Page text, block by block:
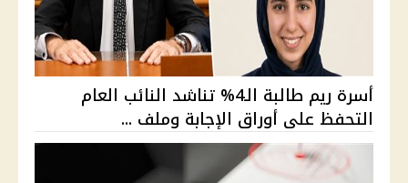
أسرة ريم طالبة الـ4% تناشد النائب العام
التحفظ على أوراق الإجابة وملف ...